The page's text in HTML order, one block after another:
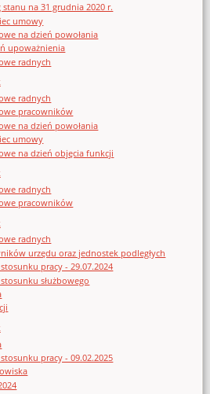
stanu na 31 grudnia 2020 r.
umowy
na dzień powołania
upoważnienia
radnych
radnych
pracowników
na dzień powołania
umowy
na dzień objęcia funkcji
radnych
pracowników
radnych
urzędu oraz jednostek podległych
pracy - 29.07.2024
służbowego
pracy - 09.02.2025